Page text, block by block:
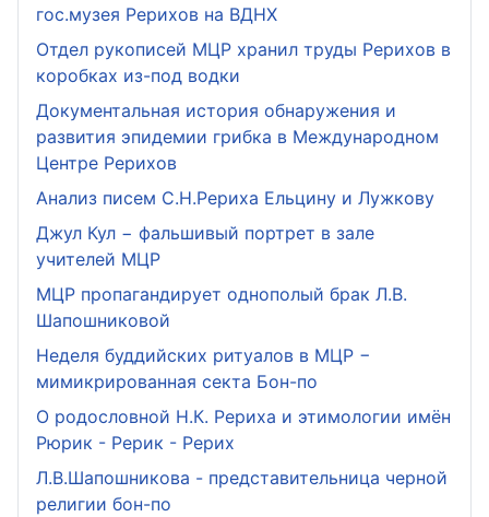
гос.музея Рерихов на ВДНХ
Отдел рукописей МЦР хранил труды Рерихов в
коробках из-под водки
Документальная история обнаружения и
развития эпидемии грибка в Международном
Центре Рерихов
Анализ писем С.Н.Рериха Ельцину и Лужкову
Джул Кул − фальшивый портрет в зале
учителей МЦР
МЦР пропагандирует однополый брак Л.В.
Шапошниковой
Неделя буддийских ритуалов в МЦР −
мимикрированная секта Бон-по
О родословной Н.К. Рериха и этимологии имён
Рюрик - Рерик - Рерих
Л.В.Шапошникова - представительница черной
религии бон-по